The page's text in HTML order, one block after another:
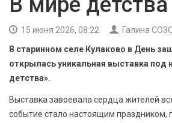
15 июня 2026, 08:22 Галина
В старинном селе Кулаково в День
открылась уникальная выставка под
детства».
Выставка завоевала сердца жителей
событие стало настоящим